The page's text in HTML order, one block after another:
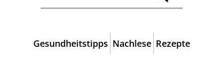
Gesundheitstipps Nachlese Rezepte